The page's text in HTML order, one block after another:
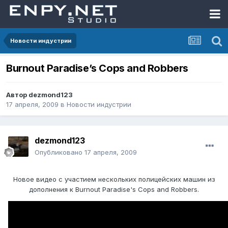
Новости индустрии
Burnout Paradise’s Cops and Robbers
Автор dezmond123
17 апреля, 2009 в Новости индустрии
dezmond123
Опубликовано 17 апреля, 2009
Новое видео с участием нескольких полицейских машин из
дополнения к Burnout Paradise's Cops and Robbers.